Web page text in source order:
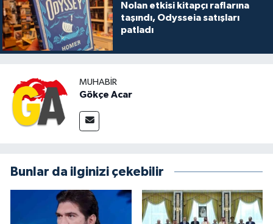
Nolan etkisi kitapçı raflarına
taşındı, Odysseia satışları
patladı
MUHABIR
Gökçe Acar
Bunlar da ilginizi çekebilir